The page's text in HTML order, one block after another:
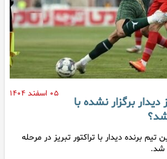
۰۵ اسفند ۱۴۰۴
برگزار نشده با
برنده دیدار با تراکتور تبریز در مرحله
شد.